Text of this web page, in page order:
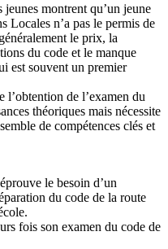
montrent qu’un jeune
Locales n’a pas le permis de
le prix, la
du code et le manque
est souvent un premier
l’obtention de l’examen du
théoriques mais nécessite
de compétences clés et
le besoin d’un
du code de la route
fois son examen du code de